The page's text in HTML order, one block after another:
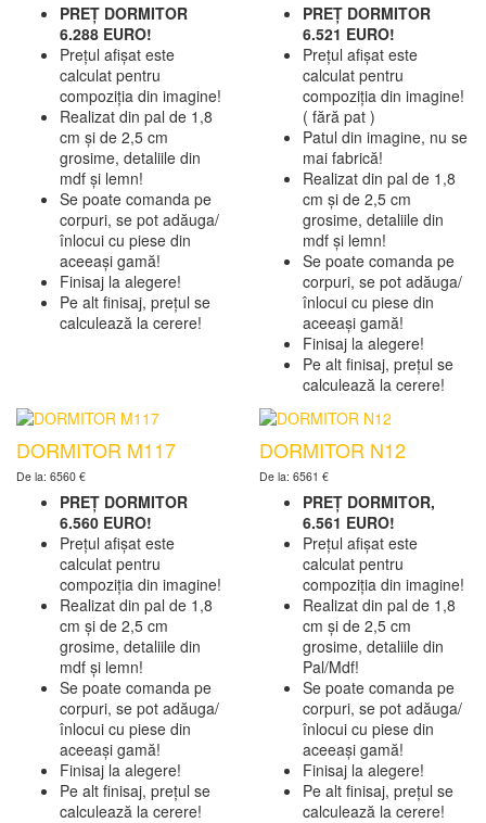
PREȚ DORMITOR
6.288 EURO!
Prețul afișat este
calculat pentru
compoziția din imagine!
Realizat din pal de 1,8
cm și de 2,5 cm
grosime, detaliile din
mdf și lemn!
Se poate comanda pe
corpuri, se pot adăuga/
înlocui cu piese din
aceeași gamă!
Finisaj la alegere!
Pe alt finisaj, prețul se
calculează la cerere!
PREȚ DORMITOR
6.521 EURO!
Prețul afișat este
calculat pentru
compoziția din imagine!
( fără pat )
Patul din imagine, nu se
mai fabrică!
Realizat din pal de 1,8
cm și de 2,5 cm
grosime, detaliile din
mdf și lemn!
Se poate comanda pe
corpuri, se pot adăuga/
înlocui cu piese din
aceeași gamă!
Finisaj la alegere!
Pe alt finisaj, prețul se
calculează la cerere!
DORMITOR M117
De la: 6560 €
PREȚ DORMITOR
6.560 EURO!
Prețul afișat este
calculat pentru
compoziția din imagine!
Realizat din pal de 1,8
cm și de 2,5 cm
grosime, detaliile din
mdf și lemn!
Se poate comanda pe
corpuri, se pot adăuga/
înlocui cu piese din
aceeași gamă!
Finisaj la alegere!
Pe alt finisaj, prețul se
calculează la cerere!
DORMITOR N12
De la: 6561 €
PREȚ DORMITOR,
6.561 EURO!
Prețul afișat este
calculat pentru
compoziția din imagine!
Realizat din pal de 1,8
cm și de 2,5 cm
grosime, detaliile din
Pal/Mdf!
Se poate comanda pe
corpuri, se pot adăuga/
înlocui cu piese din
aceeași gamă!
Finisaj la alegere!
Pe alt finisaj, prețul se
calculează la cerere!